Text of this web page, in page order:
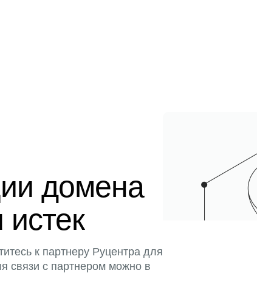
домена
к партнеру Руцентра для
связи с партнером можно в